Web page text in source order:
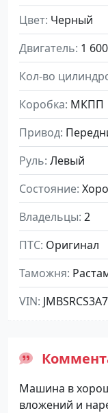
Цвет Черный
Двигатель 1
Кол-во
Коробка МКПП
Привод
Руль Левый
Состояние
Владельцы 2
ПТС Оригинал
Таможня
VIN
Машина в
вложений и